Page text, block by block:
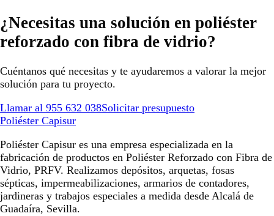
¿Necesitas una solución en poliéster
reforzado con fibra de vidrio?
Cuéntanos qué necesitas y te ayudaremos a valorar la mejor
solución para tu proyecto.
Llamar al 955 632 038Solicitar presupuesto
Poliéster Capisur
Poliéster Capisur es una empresa especializada en la
fabricación de productos en Poliéster Reforzado con Fibra de
Vidrio, PRFV. Realizamos depósitos, arquetas, fosas
sépticas, impermeabilizaciones, armarios de contadores,
jardineras y trabajos especiales a medida desde Alcalá de
Guadaíra, Sevilla.